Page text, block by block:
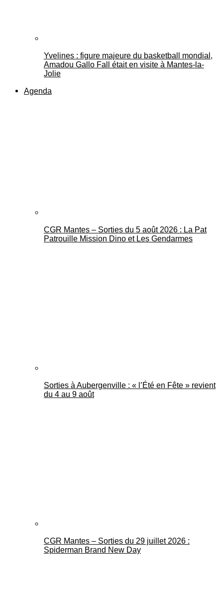
Yvelines : figure majeure du basketball mondial,
Amadou Gallo Fall était en visite à Mantes-la-
Jolie
Agenda
CGR Mantes – Sorties du 5 août 2026 : La Pat
Patrouille Mission Dino et Les Gendarmes
Sorties à Aubergenville : « l’Été en Fête » revient
du 4 au 9 août
CGR Mantes – Sorties du 29 juillet 2026 :
Spiderman Brand New Day